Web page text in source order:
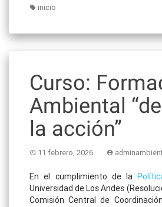
inicio
Curso:
Ambiental
la acción”
11 febrero, 2026
En el cumplimiento de la
Universidad de Los Andes
Comisión Central de